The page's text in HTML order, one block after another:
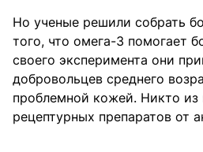
Но ученые решили собрать
того, что омега-3 помогает
своего эксперимента они
добровольцев среднего
проблемной кожей. Никто из
рецептурных препаратов от